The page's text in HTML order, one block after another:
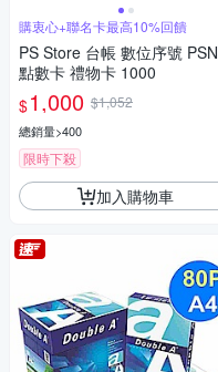
購衷心+聯名卡最高10%回饋
PS Store 台帳 數位序號 PSN
點數卡 禮物卡 1000
$1,000 $1,052
總銷量>400
限時下殺
加入購物車